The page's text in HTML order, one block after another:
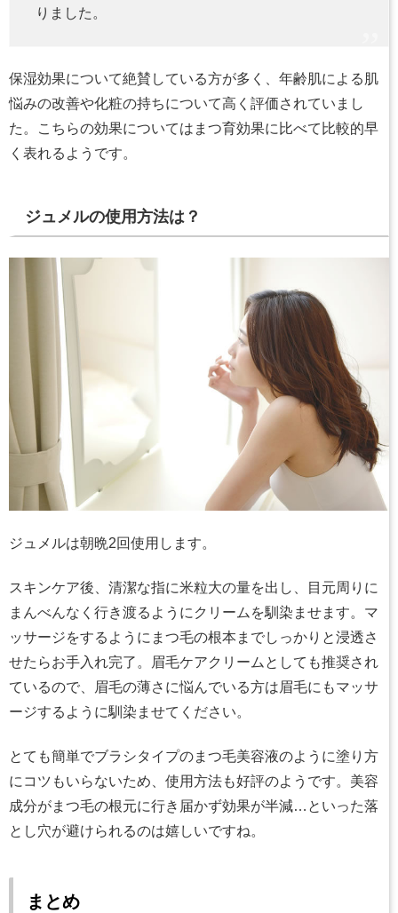
りました。
保湿効果について絶賛している方が多く、年齢肌による肌
悩みの改善や化粧の持ちについて高く評価されていまし
た。こちらの効果についてはまつ育効果に比べて比較的早
く表れるようです。
ジュメルの使用方法は？
ジュメルは朝晩2回使用します。
スキンケア後、清潔な指に米粒大の量を出し、目元周りに
まんべんなく行き渡るようにクリームを馴染ませます。マ
ッサージをするようにまつ毛の根本までしっかりと浸透さ
せたらお手入れ完了。眉毛ケアクリームとしても推奨され
ているので、眉毛の薄さに悩んでいる方は眉毛にもマッサ
ージするように馴染ませてください。
とても簡単でブラシタイプのまつ毛美容液のように塗り方
にコツもいらないため、使用方法も好評のようです。美容
成分がまつ毛の根元に行き届かず効果が半減…といった落
とし穴が避けられるのは嬉しいですね。
まとめ